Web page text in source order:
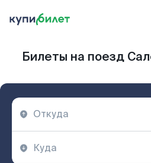
Билеты на поезд